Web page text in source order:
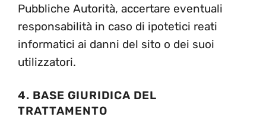
Pubbliche Autorità, accertare eventuali
responsabilità in caso di ipotetici reati
informatici ai danni del sito o dei suoi
utilizzatori.
4. BASE GIURIDICA DEL
TRATTAMENTO